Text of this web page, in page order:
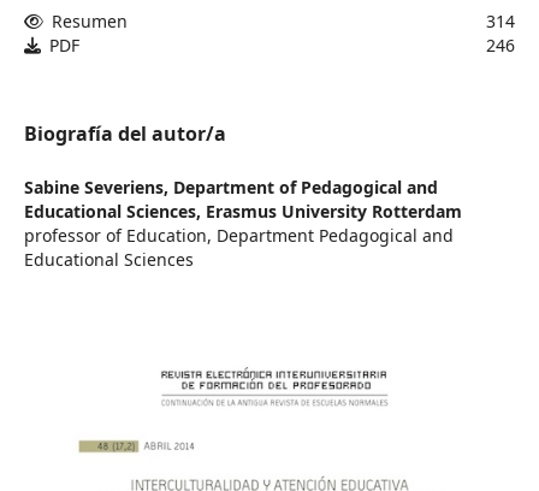
Resumen
314
PDF
246
Biografía del autor/a
Sabine Severiens, Department of Pedagogical and
Educational Sciences, Erasmus University Rotterdam
professor of Education, Department Pedagogical and
Educational Sciences